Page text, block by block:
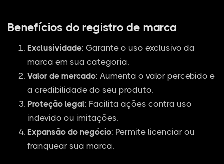
Benefícios do registro de marca
Exclusividade: Garante o uso exclusivo da
marca em sua categoria.
Valor de mercado: Aumenta o valor percebido e
a credibilidade do seu produto.
Proteção legal: Facilita ações contra uso
indevido ou imitações.
Expansão do negócio: Permite licenciar ou
franquear sua marca.